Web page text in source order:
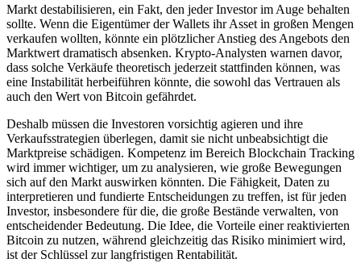
Markt destabilisieren, ein Fakt, den jeder Investor im Auge behalten
sollte. Wenn die Eigentümer der Wallets ihr Asset in großen Mengen
verkaufen wollten, könnte ein plötzlicher Anstieg des Angebots den
Marktwert dramatisch absenken. Krypto-Analysten warnen davor,
dass solche Verkäufe theoretisch jederzeit stattfinden können, was
eine Instabilität herbeiführen könnte, die sowohl das Vertrauen als
auch den Wert von Bitcoin gefährdet.
Deshalb müssen die Investoren vorsichtig agieren und ihre
Verkaufsstrategien überlegen, damit sie nicht unbeabsichtigt die
Marktpreise schädigen. Kompetenz im Bereich Blockchain Tracking
wird immer wichtiger, um zu analysieren, wie große Bewegungen
sich auf den Markt auswirken könnten. Die Fähigkeit, Daten zu
interpretieren und fundierte Entscheidungen zu treffen, ist für jeden
Investor, insbesondere für die, die große Bestände verwalten, von
entscheidender Bedeutung. Die Idee, die Vorteile einer reaktivierten
Bitcoin zu nutzen, während gleichzeitig das Risiko minimiert wird,
ist der Schlüssel zur langfristigen Rentabilität.